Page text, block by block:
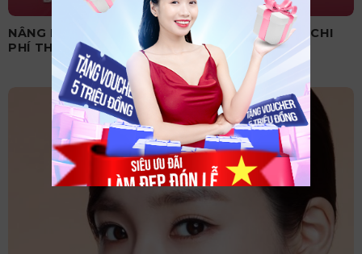
NÂNG MŨI CẤU TRÚC CÓ VĨNH VIỄN KHÔNG? CHI
PHÍ THỰC HIỆN BAO NHIÊU?